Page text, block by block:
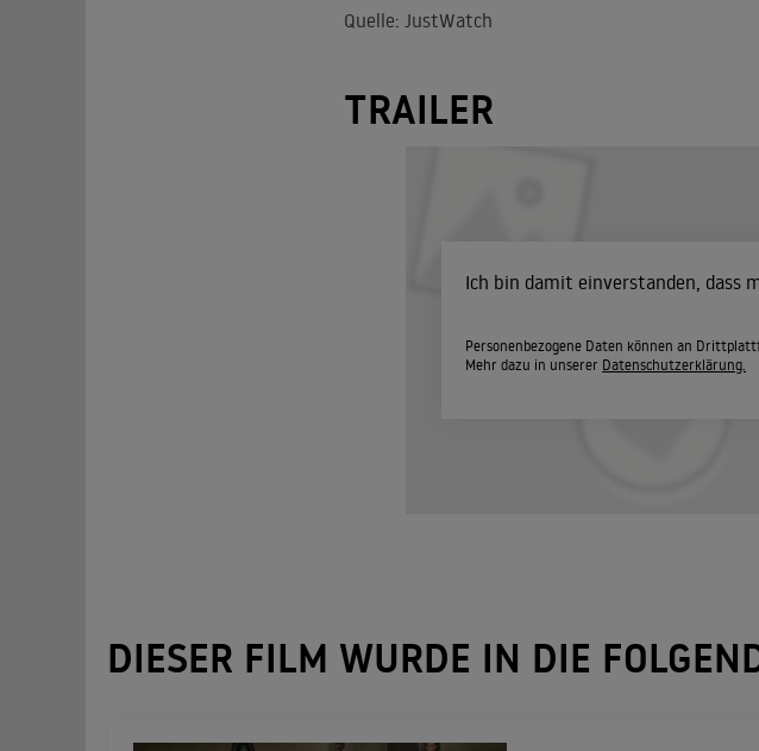
Quelle: JustWatch
TRAILER
Ich bin damit einverstanden, dass
Personenbezogene Daten können an
Mehr dazu in unserer Datenschutzerklärung.
DIESER FILM WURDE IN DIE